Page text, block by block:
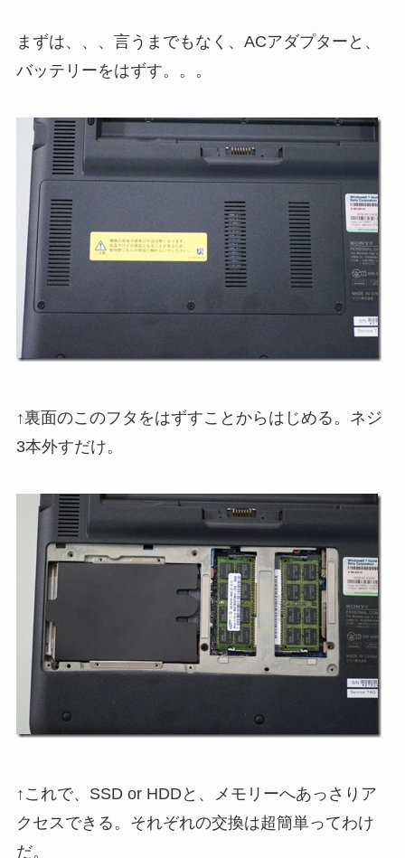
まずは、、、言うまでもなく、ACアダプターと、
バッテリーをはずす。。。
↑裏面のこのフタをはずすことからはじめる。ネジ
3本外すだけ。
↑これで、SSD or HDDと、メモリーへあっさりア
クセスできる。それぞれの交換は超簡単ってわけ
だ。